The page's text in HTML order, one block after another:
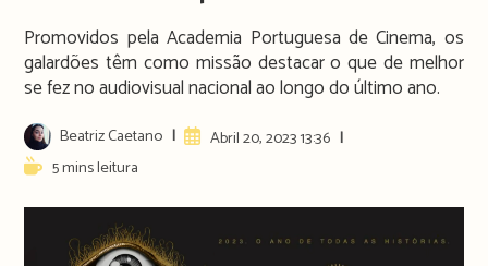
Promovidos pela Academia Portuguesa de Cinema, os
galardões têm como missão destacar o que de melhor
se fez no audiovisual nacional ao longo do último ano.
Post
author:
Beatriz Caetano
ArtigoAbril 20, 2023 13:36
Reading5 mins leitura